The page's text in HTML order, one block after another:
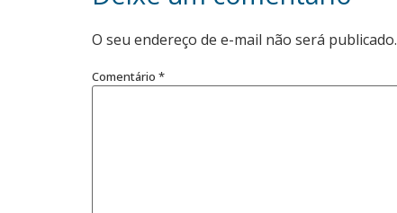
O seu endereço de e-mail não será publicado.
Comentário *